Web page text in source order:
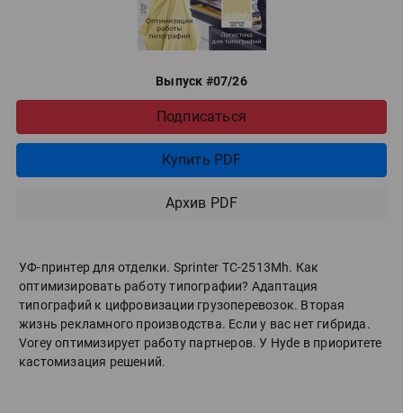
Выпуск #07/26
Подписаться
Купить PDF
Архив PDF
УФ-принтер для отделки. Sprinter ТС-2513Mh. Как
оптимизировать работу типографии? Адаптация
типографий к цифровизации грузоперевозок. Вторая
жизнь рекламного производства. Если у вас нет гибрида.
Vorey оптимизирует работу партнеров. У Hyde в приоритете
кастомизация решений.